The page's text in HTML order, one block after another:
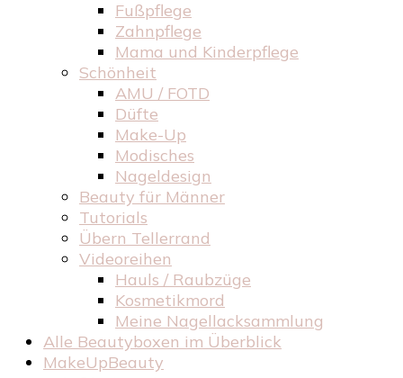
Fußpflege
Zahnpflege
Mama und Kinderpflege
Schönheit
AMU / FOTD
Düfte
Make-Up
Modisches
Nageldesign
Beauty für Männer
Tutorials
Übern Tellerrand
Videoreihen
Hauls / Raubzüge
Kosmetikmord
Meine Nagellacksammlung
Alle Beautyboxen im Überblick
MakeUpBeauty